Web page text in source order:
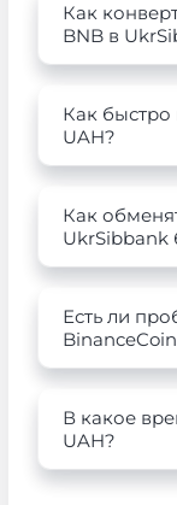
Как
BNB в
Как быстро
UAH?
Как
UkrSibbank
Есть ли
В какое
UAH?